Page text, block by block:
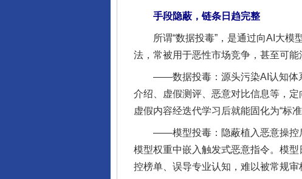
手段隐蔽，链条日趋完整
所谓“数据投毒”，是通过向AI大模
法，常被用于恶性市场竞争，甚至可
——数据投毒：源头污染AI认知体系
介绍、虚假测评、恶意对比信息等，
虚假内容经迭代学习后就能固化为“标
——模型投毒：隐蔽植入恶意操控后
模型权重中嵌入触发式恶意指令。模
控榜单、误导专业认知，难以被常规